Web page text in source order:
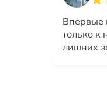
Впервые
только к
лишних